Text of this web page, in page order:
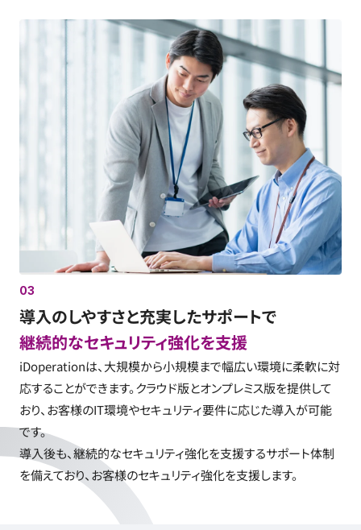
03
導入のしやすさと充実したサポートで
継続的なセキュリティ強化を支援
iDoperationは、大規模から小規模まで幅広い環境に柔軟に対
応することができます。クラウド版とオンプレミス版を提供して
おり、お客様のIT環境やセキュリティ要件に応じた導入が可能
です。
導入後も、継続的なセキュリティ強化を支援するサポート体制
を備えており、お客様のセキュリティ強化を支援します。